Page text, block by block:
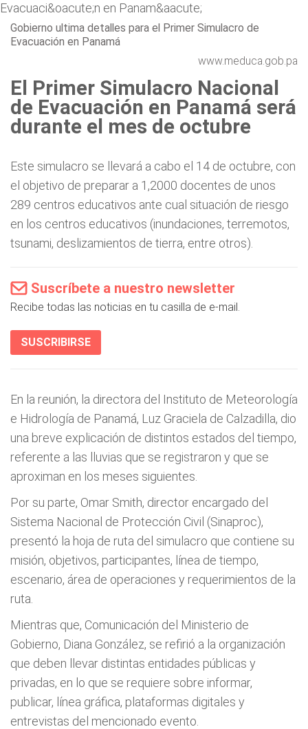
Gobierno ultima detalles para el Primer Simulacro de
Evacuación en Panamá
www.meduca.gob.pa
El Primer Simulacro Nacional
de Evacuación en Panamá será
durante el mes de octubre
Este simulacro se llevará a cabo el 14 de octubre, con
el objetivo de preparar a 1,2000 docentes de unos
289 centros educativos ante cual situación de riesgo
en los centros educativos (inundaciones, terremotos,
tsunami, deslizamientos de tierra, entre otros).
Suscríbete a nuestro newsletter
Recibe todas las noticias en tu casilla de e-mail.
SUSCRIBIRSE
En la reunión, la directora del Instituto de Meteorología
e Hidrología de Panamá, Luz Graciela de Calzadilla, dio
una breve explicación de distintos estados del tiempo,
referente a las lluvias que se registraron y que se
aproximan en los meses siguientes.
Por su parte, Omar Smith, director encargado del
Sistema Nacional de Protección Civil (Sinaproc),
presentó la hoja de ruta del simulacro que contiene su
misión, objetivos, participantes, línea de tiempo,
escenario, área de operaciones y requerimientos de la
ruta.
Mientras que, Comunicación del Ministerio de
Gobierno, Diana González, se refirió a la organización
que deben llevar distintas entidades públicas y
privadas, en lo que se requiere sobre informar,
publicar, línea gráfica, plataformas digitales y
entrevistas del mencionado evento.